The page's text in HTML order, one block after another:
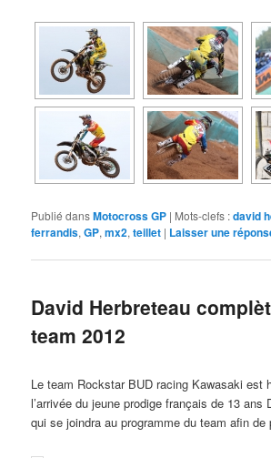
Publié dansMotocross GP | Mots-clefs :david
ferrandis,GP,mx2,teillet | Laisser une
David Herbreteau
team 2012
Le team Rockstar BUD racing Kawasaki est
l’arrivée du jeune prodige français de 13 ans
qui se joindra au programme du team afin de